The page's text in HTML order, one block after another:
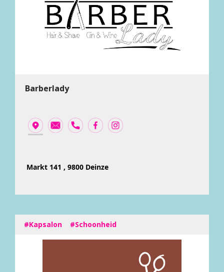
Barberlady
Markt 141 , 9800 Deinze
#Kapsalon #Schoonheid